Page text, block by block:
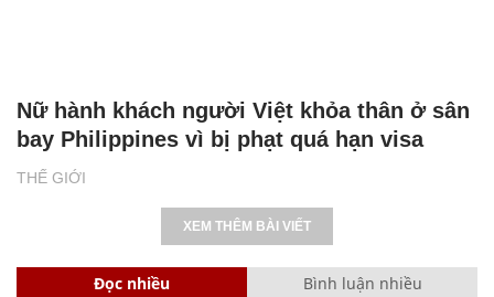
THẾ GIỚI
Nữ hành khách người Việt khỏa thân ở sân
bay Philippines vì bị phạt quá hạn visa
XEM THÊM BÀI VIẾT
Đọc nhiều Bình luận nhiều